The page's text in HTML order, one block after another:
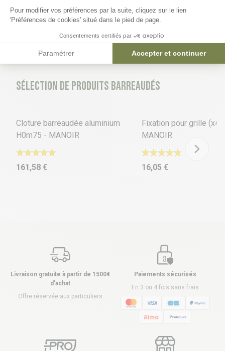
7,53 €
Sélection de produits barreaudés
Cloture barreaudée aluminium
H0m75 - MANOIR
161,58 €
Fixation pour grille (x4)
MANOIR
16,05 €
Livraison gratuite à partir de 1500€
d’achat
Offre réservée aux particuliers
Paiements sécurisés
En 3 ou 4 fois sans frais
Pour modifier vos préférences par la suite, cliquez sur le lien
'Préférences de cookies' situé dans le pied de page.
Consentements certifiés par
Paramétrer Accepter et continuer